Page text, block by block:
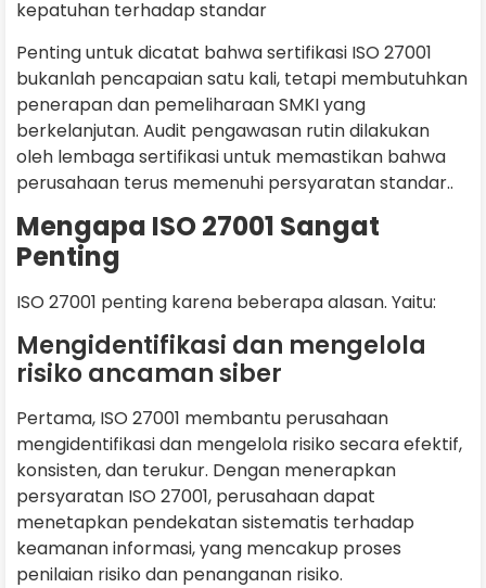
kepatuhan terhadap standar
Penting untuk dicatat bahwa sertifikasi ISO 27001
bukanlah pencapaian satu kali, tetapi membutuhkan
penerapan dan pemeliharaan SMKI yang
berkelanjutan. Audit pengawasan rutin dilakukan
oleh lembaga sertifikasi untuk memastikan bahwa
perusahaan terus memenuhi persyaratan standar..
Mengapa ISO 27001 Sangat
Penting
ISO 27001 penting karena beberapa alasan. Yaitu:
Mengidentifikasi dan mengelola
risiko ancaman siber
Pertama, ISO 27001 membantu perusahaan
mengidentifikasi dan mengelola risiko secara efektif,
konsisten, dan terukur. Dengan menerapkan
persyaratan ISO 27001, perusahaan dapat
menetapkan pendekatan sistematis terhadap
keamanan informasi, yang mencakup proses
penilaian risiko dan penanganan risiko.